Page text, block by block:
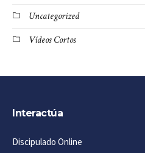
Uncategorized
Vídeos Cortos
Interactúa
Discipulado Online